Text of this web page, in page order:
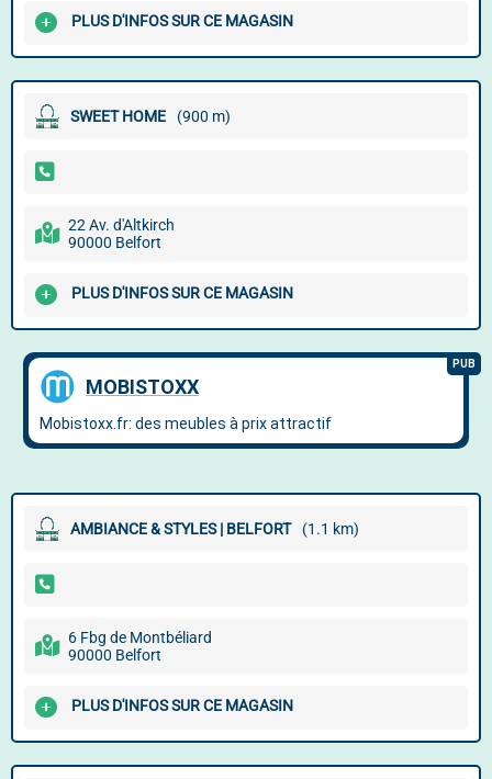
PLUS D'INFOS SUR CE MAGASIN
SWEET HOME (900 m)
22 Av. d'Altkirch
90000 Belfort
PLUS D'INFOS SUR CE MAGASIN
AMBIANCE & STYLES | BELFORT (1.1 km)
6 Fbg de Montbéliard
90000 Belfort
PLUS D'INFOS SUR CE MAGASIN